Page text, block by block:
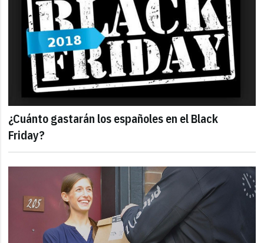
¿Cuánto gastarán los españoles en el Black
Friday?